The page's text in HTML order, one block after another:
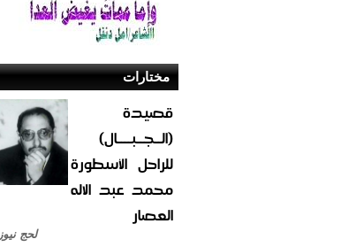
مختارات
قصيدة
(الــجــبــــال)
للراحل الأسطورة
محمد عبد الاله
العصار
لحج نيوز